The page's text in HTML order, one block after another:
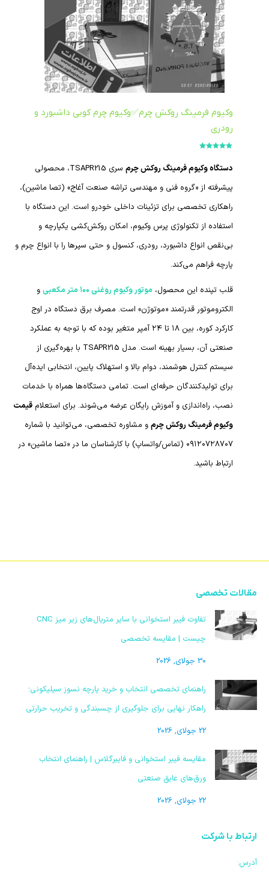
وکیوم فرمینگ روکش چرم✅وکیوم چرم کوبی داشبورد و
رودری
دستگاه وکیوم فرمینگ روکش چرم
سری TSAPR215، محصولی
پیشرفته از «گروه فنی و مهندسی تراشه صنعت آغاج» (تصا ماشین)،
راهکاری تخصصی برای تزئینات داخلی خودرو است. این دستگاه با
استفاده از تکنولوژی پرس وکیوم، امکان روکش‌کشی یکپارچه و
بی‌نقص انواع داشبورد، رودری، کنسول و حتی سپرها را با انواع چرم و
پارچه فراهم می‌کند.
قلب تپنده این محصول، موتور وکیوم روغنی ۱۰۰ متر مکعبی
و
الکتروموتور قدرتمند «موتوژن» است. مصرف برق دستگاه در اوج
کارکرد کوره، بین ۱۸ تا ۲۴ آمپر متغیر بوده که با توجه به عملکرد
صنعتی آن، بسیار بهینه است. مدل TSAPR215 با بهره‌گیری از
سیستم کنترل هوشمند، دوام بالا و استهلاک پایین، انتخابی ایده‌آل
برای تولیدکنندگان حرفه‌ای است. تمامی دستگاه‌ها همراه با خدمات
نصب، راه‌اندازی و آموزش رایگان عرضه می‌شوند. برای استعلام قیمت
وکیوم فرمینگ روکش چرم و مشاوره تخصصی، می‌توانید با شماره
۰۹۱۲۰۷۲۸۷۰۷ (تماس/واتساپ) با کارشناسان ما در «تصا ماشین» در
ارتباط باشید.
مقالات تخصصی
تفاوت فیبر استخوانی با سایر متریال‌های زیر میز CNC
چیست | مقایسه تخصصی
30 جولای, 2026
راهنمای تخصصی انتخاب و خرید پارچه نسوز سیلیکونی؛
راهکار نهایی برای جلوگیری از چسبندگی و تخریب حرارتی
22 جولای, 2026
مقایسه فیبر استخوانی و فایبرگلاس | راهنمای انتخاب
ورق‌های عایق صنعتی
22 جولای, 2026
ارتباط با شرکت
آدرس: